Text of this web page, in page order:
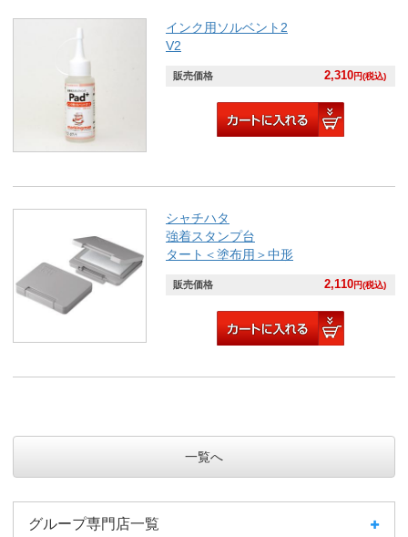
インク用ソルベント2
V2
販売価格 2,310円(税込)
シャチハタ
強着スタンプ台
タート＜塗布用＞中形
販売価格 2,110円(税込)
一覧へ
グループ専門店一覧